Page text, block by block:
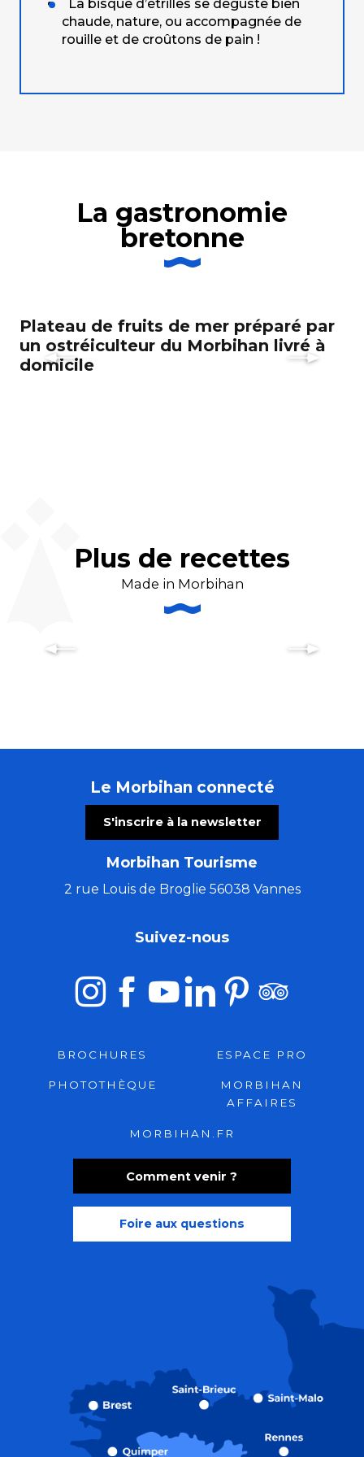
La bisque d’étrilles se déguste bien
chaude, nature, ou accompagnée de
rouille et de croûtons de pain !
La gastronomie
bretonne
Plateau de fruits de mer préparé par
un ostréiculteur du Morbihan livré à
domicile
Plus de recettes
Made in Morbihan
Recette du caramel au beurre salé
Le Morbihan connecté
S'inscrire à la newsletter
Morbihan Tourisme
2 rue Louis de Broglie 56038 Vannes
Comment venir ?
Foire aux questions
Suivez-nous
BROCHURES ESPACE PRO
PHOTOTHÈQUE
MORBIHAN
AFFAIRES
MORBIHAN.FR